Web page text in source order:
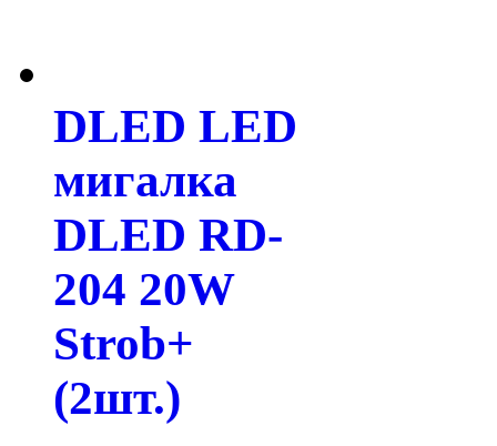
DLED LED
мигалка
DLED RD-
204 20W
Strob+
(2шт.)